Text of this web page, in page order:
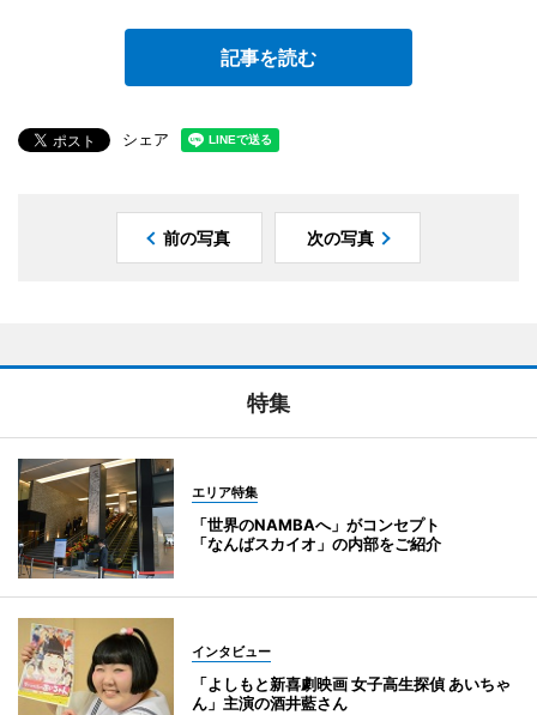
記事を読む
シェア
前の写真 次の写真
特集
エリア特集
「世界のNAMBAへ」がコンセプト
「なんばスカイオ」の内部をご紹介
インタビュー
「よしもと新喜劇映画 女子高生探偵 あいちゃ
ん」主演の酒井藍さん